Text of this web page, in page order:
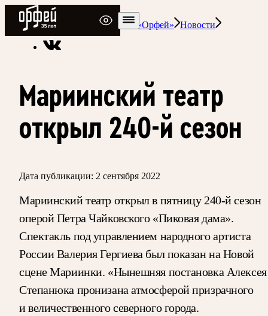
Радио Орфей
Радио классической музыки «Орфей»
Новости
Мариинский театр
открыл 240-й сезон
Дата публикации: 2 сентября 2022
Мариинский театр открыл в пятницу 240-й сезон
оперой Петра Чайковского «Пиковая дама».
Спектакль под управлением народного артиста
России Валерия Гергиева был показан на Новой
сцене Мариинки. «Нынешняя постановка Алексея
Степанюка пронизана атмосферой призрачного
и величественного северного города.